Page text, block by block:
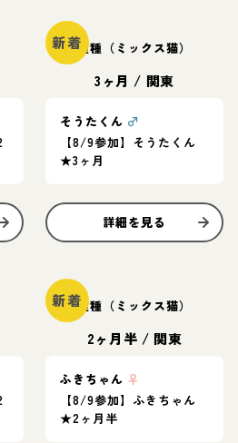
新着雑種（ミックス猫）
3ヶ月 / 関東
そうたくん ♂
【8/9参加】そうたくん
★3ヶ月
詳細を見る
新着雑種（ミックス猫）
2ヶ月半 / 関東
ふきちゃん ♀
【8/9参加】ふきちゃん
★2ヶ月半